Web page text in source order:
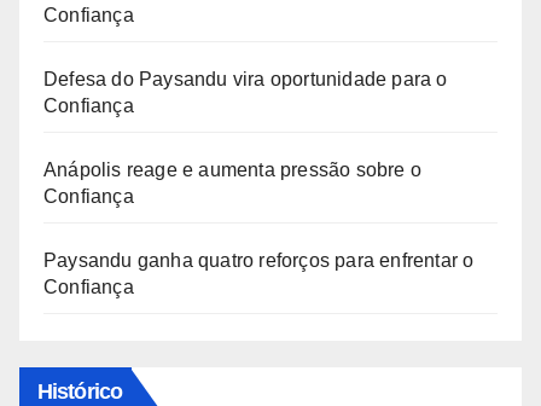
Confiança
Defesa do Paysandu vira oportunidade para o
Confiança
Anápolis reage e aumenta pressão sobre o
Confiança
Paysandu ganha quatro reforços para enfrentar o
Confiança
Histórico